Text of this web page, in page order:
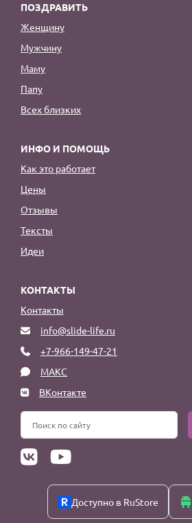
ПОЗДРАВИТЬ
Женщину
Мужчину
Маму
Папу
Всех близких
ИНФО И ПОМОЩЬ
Как это работает
Цены
Отзывы
Тексты
Идеи
КОНТАКТЫ
Контакты
info@slide-life.ru
+7-966-149-47-21
МАКС
ВКонтакте
Доступно в RuStore